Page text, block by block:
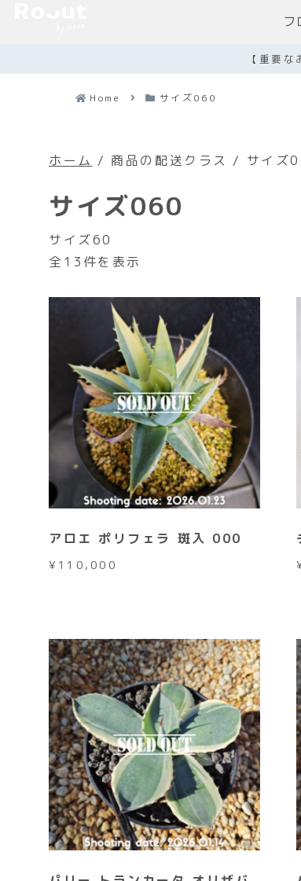
フ
【重要
Home サイズ060
ホーム / 商品の配送クラス / サイズ
サイズ060
サイズ60
全13件を表示
アロエ ポリフェラ 斑入 000
¥ 110,000